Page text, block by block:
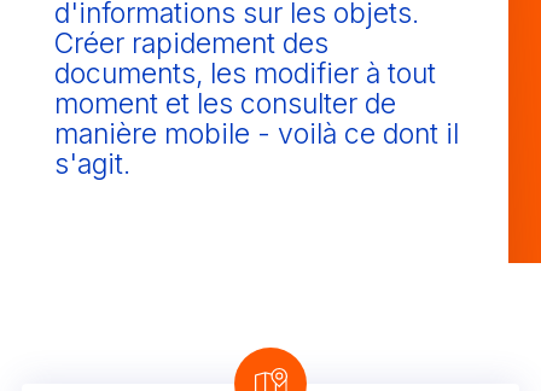
d'informations sur les objets.
Créer rapidement des
documents, les modifier à tout
moment et les consulter de
manière mobile - voilà ce dont il
s'agit.